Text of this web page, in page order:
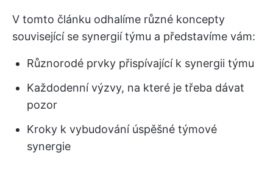
V tomto článku odhalíme různé koncepty
související se synergií týmu a představíme vám:
Různorodé prvky přispívající k synergii týmu
Každodenní výzvy, na které je třeba dávat
pozor
Kroky k vybudování úspěšné týmové
synergie